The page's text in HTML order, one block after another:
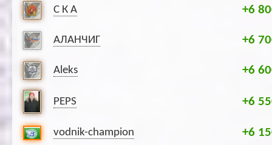
С К А +6
АЛАНЧИГ +6
Aleks +6
PEPS +6
vodnik-champion +6